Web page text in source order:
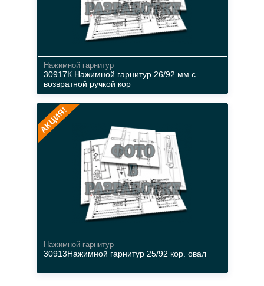
Нажимной гарнитур
30917К Нажимной гарнитур 26/92 мм с
возвратной ручкой кор
Нажимной гарнитур
30913Нажимной гарнитур 25/92 кор. овал
АКЦИЯ!